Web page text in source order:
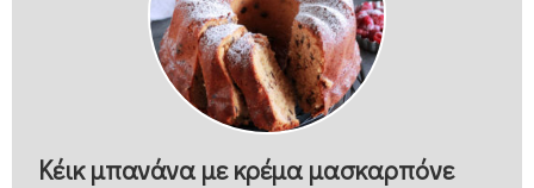
Κέικ μπανάνα με κρέμα μασκαρπόνε